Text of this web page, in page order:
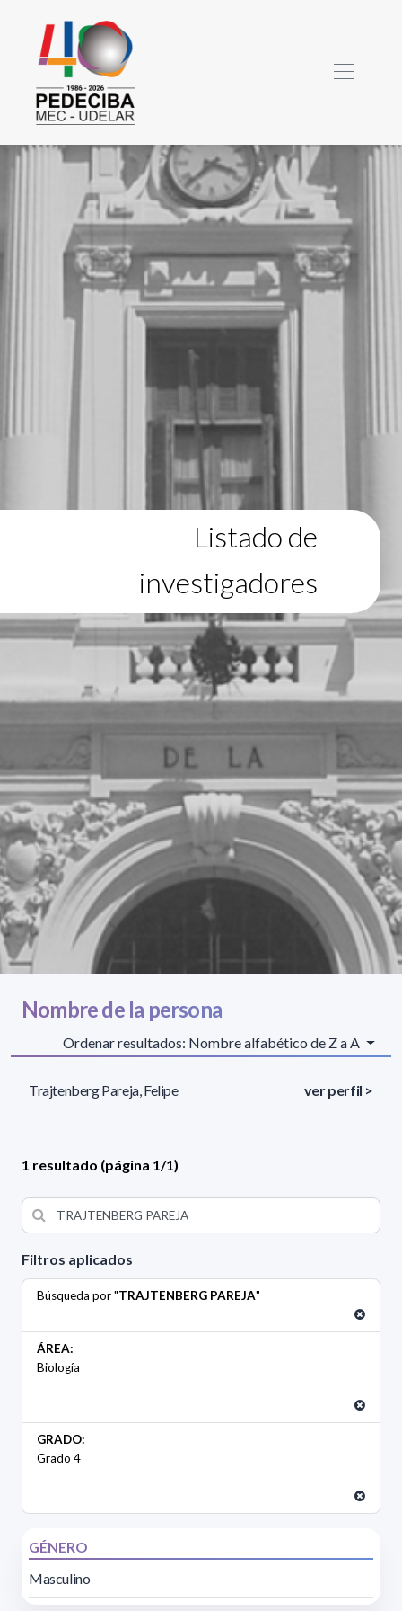
Listado de
investigadores
Filtros aplicados
Búsqueda por "TRAJTENBERG PAREJA"
ÁREA:
Biología
GRADO:
Grado 4
GÉNERO
Masculino
Nombre de la persona
Ordenar resultados: Nombre alfabético de Z a A
Trajtenberg Pareja, Felipe ver perfil >
1 resultado (página 1/1)